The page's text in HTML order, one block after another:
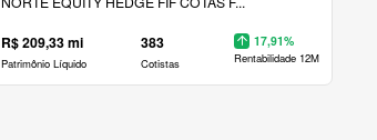
R$ 209,33 mi
Patrimônio Líquido
383
Cotistas
17,91%
Rentabilidade 12M